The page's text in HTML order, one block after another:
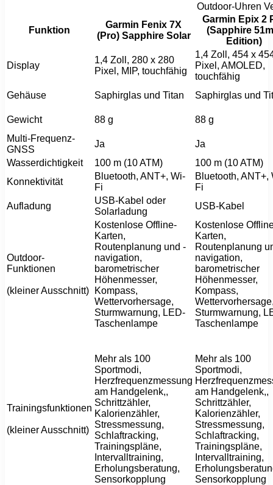
Outdoor-Uhren
Funktion
Garmin Fenix 7X
(Pro) Sapphire Solar
Garmin Epix 2
(Sapphire
Edition)
Display
1,4 Zoll, 280 x 280
Pixel, MIP, touchfähig
1,4 Zoll, 454 x
Pixel, AMOLED,
touchfähig
Gehäuse
Saphirglas und Titan Saphirglas und
Gewicht 88 g
88 g
Multi-Frequenz-
GNSS
Ja
Ja
Wasserdichtigkeit
100 m (10 ATM)
100 m (10 ATM)
Konnektivität
Bluetooth, ANT+, Wi-
Fi
Bluetooth, ANT+,
Fi
Aufladung
USB-Kabel oder
Solarladung
USB-Kabel
Outdoor-
Funktionen
(kleiner Ausschnitt)
Kostenlose Offline-
Karten,
Routenplanung und -
navigation,
barometrischer
Höhenmesser,
Kompass,
Wettervorhersage,
Sturmwarnung, LED-
Taschenlampe
Kostenlose
Karten,
Routenplanung
navigation,
barometrischer
Höhenmesser,
Kompass,
Sturmwarnung,
Taschenlampe
Trainingsfunktionen
(kleiner Ausschnitt)
Mehr als 100
Sportmodi,
Herzfrequenzmessung
am Handgelenk,,
Schrittzähler,
Kalorienzähler,
Stressmessung,
Schlaftracking,
Trainingspläne,
Intervalltraining,
Erholungsberatung,
Sensorkopplung
Mehr als 100
Sportmodi,
am Handgelenk,,
Schrittzähler,
Kalorienzähler,
Stressmessung,
Schlaftracking,
Trainingspläne,
Intervalltraining,
Sensorkopplung